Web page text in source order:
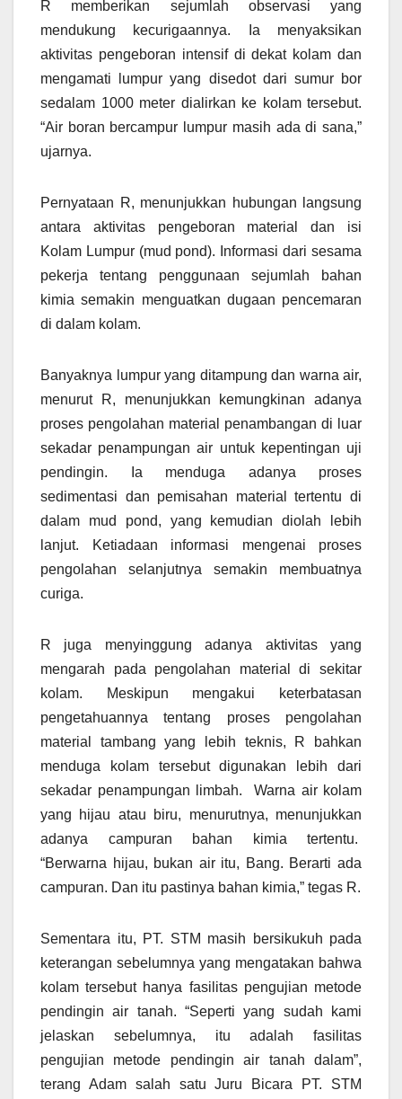
R memberikan sejumlah observasi yang
mendukung kecurigaannya. Ia menyaksikan
aktivitas pengeboran intensif di dekat kolam dan
mengamati lumpur yang disedot dari sumur bor
sedalam 1000 meter dialirkan ke kolam tersebut.
“Air boran bercampur lumpur masih ada di sana,”
ujarnya.
Pernyataan R, menunjukkan hubungan langsung
antara aktivitas pengeboran material dan isi
Kolam Lumpur (mud pond). Informasi dari sesama
pekerja tentang penggunaan sejumlah bahan
kimia semakin menguatkan dugaan pencemaran
di dalam kolam.
Banyaknya lumpur yang ditampung dan warna air,
menurut R, menunjukkan kemungkinan adanya
proses pengolahan material penambangan di luar
sekadar penampungan air untuk kepentingan uji
pendingin. Ia menduga adanya proses
sedimentasi dan pemisahan material tertentu di
dalam mud pond, yang kemudian diolah lebih
lanjut. Ketiadaan informasi mengenai proses
pengolahan selanjutnya semakin membuatnya
curiga.
R juga menyinggung adanya aktivitas yang
mengarah pada pengolahan material di sekitar
kolam. Meskipun mengakui keterbatasan
pengetahuannya tentang proses pengolahan
material tambang yang lebih teknis, R bahkan
menduga kolam tersebut digunakan lebih dari
sekadar penampungan limbah. Warna air kolam
yang hijau atau biru, menurutnya, menunjukkan
adanya campuran bahan kimia tertentu.
“Berwarna hijau, bukan air itu, Bang. Berarti ada
campuran. Dan itu pastinya bahan kimia,” tegas R.
Sementara itu, PT. STM masih bersikukuh pada
keterangan sebelumnya yang mengatakan bahwa
kolam tersebut hanya fasilitas pengujian metode
pendingin air tanah. “Seperti yang sudah kami
jelaskan sebelumnya, itu adalah fasilitas
pengujian metode pendingin air tanah dalam”,
terang Adam salah satu Juru Bicara PT. STM